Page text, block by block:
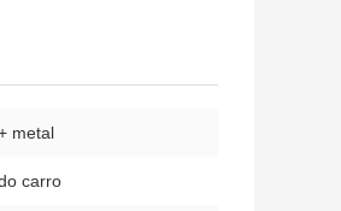
metal
carro